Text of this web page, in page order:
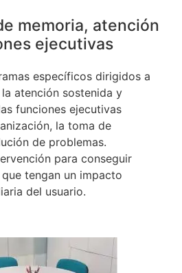
memoria, atención
ejecutivas
específicos dirigidos a
atención sostenida y
funciones ejecutivas
la toma de
de problemas.
para conseguir
tengan un impacto
del usuario.